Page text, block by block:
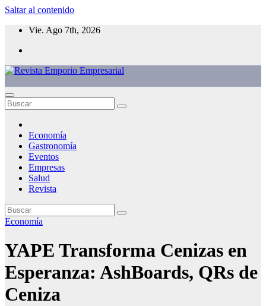
Saltar al contenido
Vie. Ago 7th, 2026
Economía
Gastronomía
Eventos
Empresas
Salud
Revista
Economía
YAPE Transforma Cenizas en
Esperanza: AshBoards, QRs de
Ceniza